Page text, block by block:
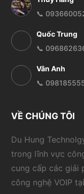
📞
Quốc Trung
📞
Vân Anh
📞
VỀ CHÚNG TÔI
Du Hung
trong lĩnh vực
cung cấp các giải
công nghệ VOIP